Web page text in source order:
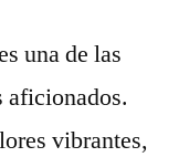
una de las
aficionados.
vibrantes,